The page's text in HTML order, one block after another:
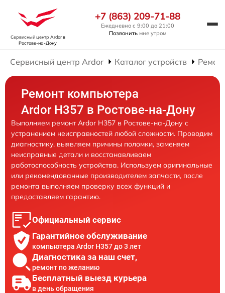
Сервисный центр Ardorв
Ростове-на-Дону
+7 (863) 209-71-88
Ежедневно с 9:00 до 21:00
Позвонить мне утром
Сервисный центр Ardor Каталог устройств
Ремонт компьютера
Ardor H357 в Ростове-на-Дону
Выполняем ремонт Ardor H357 в Ростове-на-Дону с
устранением неисправностей любой сложности. Проводим
диагностику, выявляем причины поломки, заменяем
неисправные детали и восстанавливаем
работоспособность устройства. Используем оригинальные
или рекомендованные производителем запчасти, после
ремонта выполняем проверку всех функций и
предоставляем гарантию.
Официальный сервис
Гарантийное обслуживание
компьютера Ardor H357 до 3 лет
Диагностика за наш счет,
ремонт по желанию
Бесплатный выезд курьера
в день обращения